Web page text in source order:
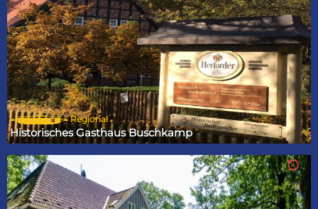
Regional
Historisches Gasthaus Buschkamp